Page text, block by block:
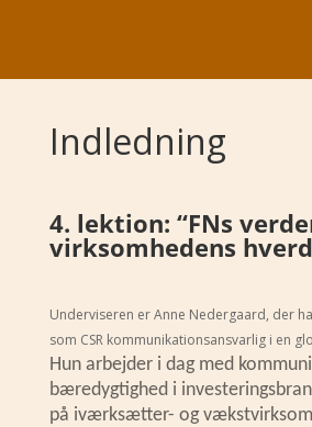
Indledning
4. lektion: “FNs
virksomhedens
Underviseren er Anne Nedergaard, der
som CSR kommunikationsansvarlig i en
Hun arbejder i dag med
bæredygtighed i
på iværksætter- og